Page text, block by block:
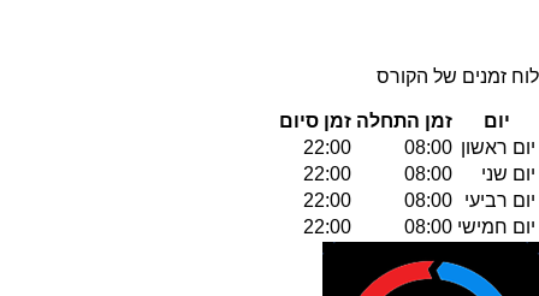
לוח זמנים של הקורס
יום זמן התחלה זמן סיום
יום ראשון 08:00
22:00
יום שני
08:00
22:00
יום רביעי
08:00
22:00
יום חמישי 08:00
22:00